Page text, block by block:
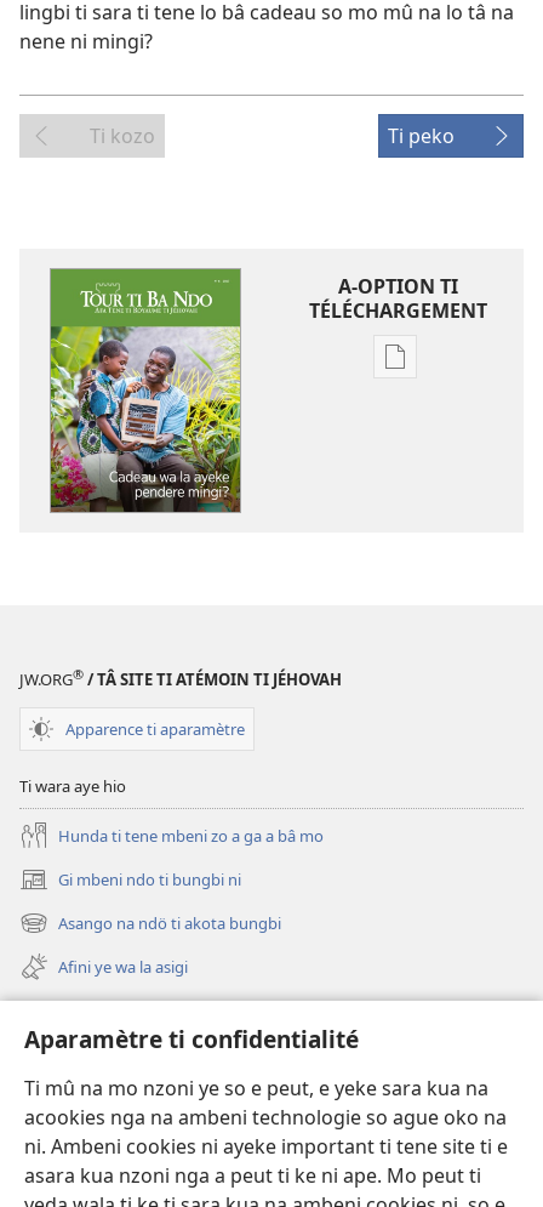
Aparamètre ti confidentialité
Ti mû na mo nzoni ye so e peut, e yeke sara kua na
acookies nga na ambeni technologie so ague oko na
ni. Ambeni cookies ni ayeke important ti tene site ti e
asara kua nzoni nga a peut ti ke ni ape. Mo peut ti
lingbi ti sara ti tene lo bâ cadeau so mo mû na lo tâ na
nene ni mingi?
Ti kozo Ti peko
A-OPTION TI
TÉLÉCHARGEMENT
A-
mingi?
JW.ORG® / TÂ SITE TI ATÉMOIN TI JÉHOVAH
Apparence ti aparamètre
Ti wara aye hio
Hunda ti tene mbeni zo a ga a bâ mo
Gi mbeni ndo ti bungbi ni
(zi
mbeni
fini
page)
Asango na ndö ti akota bungbi
(zi
mbeni
fini
page)
Afini ye wa la asigi
Videos with Audio Descriptions
Gi
A-offrande
(zi
mbeni